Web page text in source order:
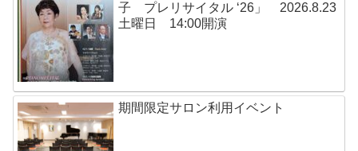
子 プレリサイタル ‘26」 2026.8.23
土曜日 14:00開演
期間限定サロン利用イベント